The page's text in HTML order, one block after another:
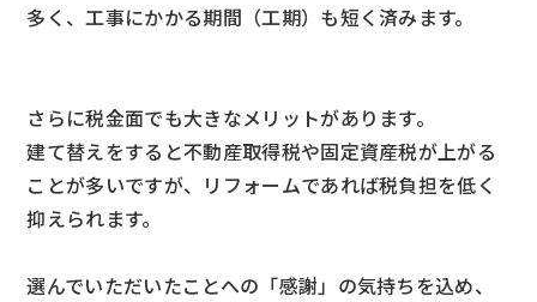
多く、工事にかかる期間（工期）も短く済みます。
さらに税金面でも大きなメリットがあります。
建て替えをすると不動産取得税や固定資産税が上がる
ことが多いですが、リフォームであれば税負担を低く
抑えられます。
選んでいただいたことへの「感謝」の気持ちを込め、